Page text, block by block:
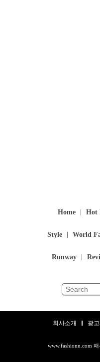
Home Hot
Style World
Runway
회사소개 광
www.fashionn.com